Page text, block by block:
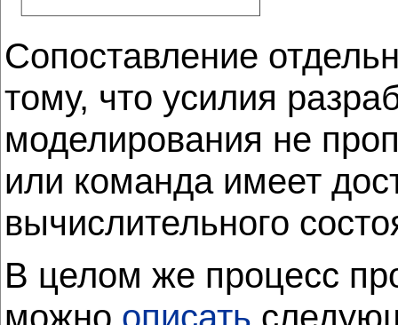
Сопоставление
тому, что усилия
моделирования не
или команда имеет
вычислительного
В целом же процесс
можно описать